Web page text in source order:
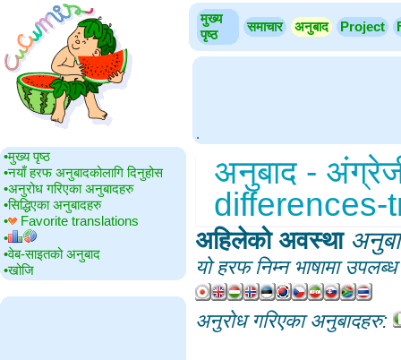
मुख्य
पृष्ठ
समाचार अनुबाद Project
.
•‎मुख्य पृष्ठ
•‎नयाँ हरफ अनुबादकोलागि दिनुहोस
•‎अनुरोध गरिएका अनुबादहरु
•‎सिद्धिएका अनुबादहरु
•‎
Favorite translations
•‎
•‎वेब-साइतको अनुबाद
•‎खोजि
अनुबाद -
differences-
अहिलेको अवस्था‎
यो हरफ निम्न भाषामा
अनुरोध गरिएका अनुबादहरु: